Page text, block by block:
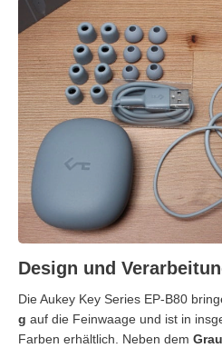
Design und
Die Aukey Key Series EP-B80
g auf die Feinwaage und ist in
Farben erhältlich. Neben dem Grau